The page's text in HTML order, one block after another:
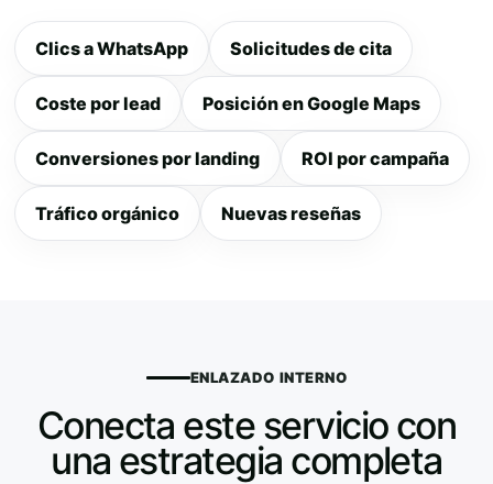
Clics a WhatsApp Solicitudes de cita
Coste por lead Posición en Google Maps
Conversiones por landing ROI por campaña
Tráfico orgánico Nuevas reseñas
ENLAZADO INTERNO
Conecta este servicio con
una estrategia completa